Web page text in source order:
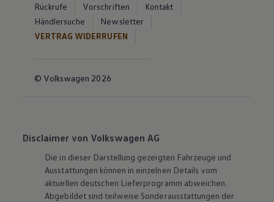
Rückrufe
Vorschriften
Kontakt
Händlersuche
Newsletter
VERTRAG WIDERRUFEN
© Volkswagen 2026
Disclaimer von Volkswagen AG
Die in dieser Darstellung gezeigten Fahrzeuge und
Ausstattungen können in einzelnen Details vom
aktuellen deutschen Lieferprogramm abweichen.
Abgebildet sind teilweise Sonderausstattungen der